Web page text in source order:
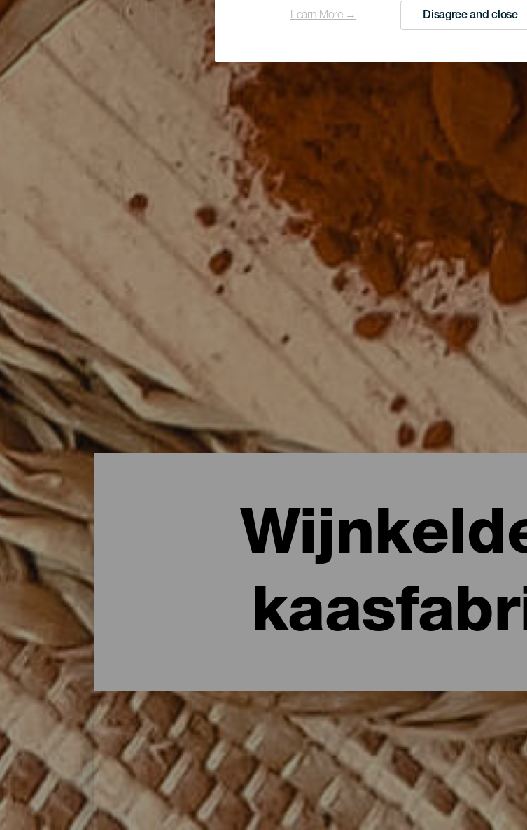
Learn More → Disagree and close
Kaas en wijn met een eigen smaak
De kaas en de wijn zijn twee van de meest typische producten van de Canarische